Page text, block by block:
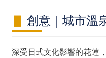
創意｜城市溫
深受日式文化影響的花蓮